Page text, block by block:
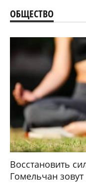
ОБЩЕСТВО
Восстановить
Гомельчан